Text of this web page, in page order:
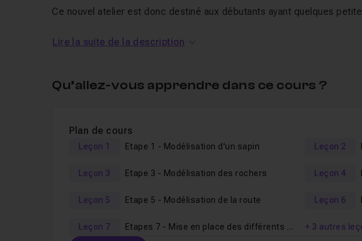
Ce nouvel atelier est donc destiné aux débutants ayant quelques
Si ce n'est pas le cas, je vous conseille de suivre l'atelier précédent,
pour Débutant - Atelier 1
", qui vous donneront les bases suffisantes
L'objectif ici n'est pas de faire un tour exhaustif du logiciel mais de
disponible dans Blender.
Je m'efforce d'avancer pas à pas, lentement et sans timelapse afin
chacune des vidéos.
Cela dit, si la vitesse vous semble trop lente, selon votre niveau,
Lire la suite de la description
Qu’allez-vous apprendre dans ce cours ?
Plan de cours
Leçon 1 Etape 1 - Modélisation d'un sapin Leçon 2
Leçon 3 Etape 3 - Modélisation des rochers Leçon 4
Leçon 5 Etape 5 - Modélisation de la route Leçon 6
Leçon 7 Etapes 7 - Mise en place des différents éléments modélisés + 3 autres